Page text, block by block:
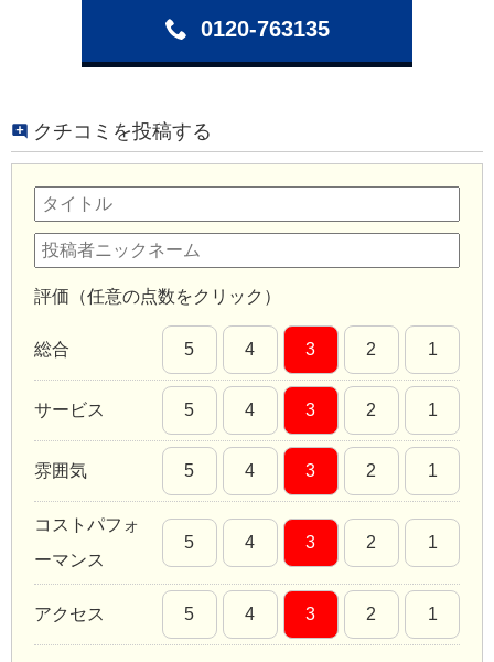
0120-763135
クチコミを投稿する
評価（任意の点数をクリック）
総合 5 4 3 2 1
サービス 5 4 3 2 1
雰囲気 5 4 3 2 1
コストパフォ
ーマンス
5 4 3 2 1
アクセス 5 4 3 2 1